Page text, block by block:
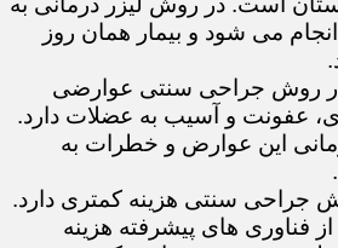
می شود و بیمار همان روز
روش جراحی سنتی عوارضی
عفونت و آسیب به عضلات دارد.
این عوارض و خطرات به
جراحی سنتی هزینه کمتری دارد.
از فناوری های پیشرفته هزینه